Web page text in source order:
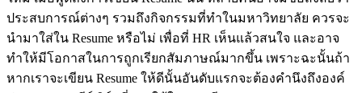
ประสบการณ์ต่างๆ รวมถึงกิจกรรมที่ทำในมหาวิทยาลัย ควรจะ
นำมาใส่ใน Resume หรือไม่ เพื่อที่ HR เห็นแล้วสนใจ และอาจ
ทำให้มีโอกาสในการถูกเรียกสัมภาษณ์มากขึ้น เพราะฉะนั้นถ้า
หากเราจะเขียน Resume ให้ดีนั้นอันดับแรกจะต้องคำนึงถึงองค์